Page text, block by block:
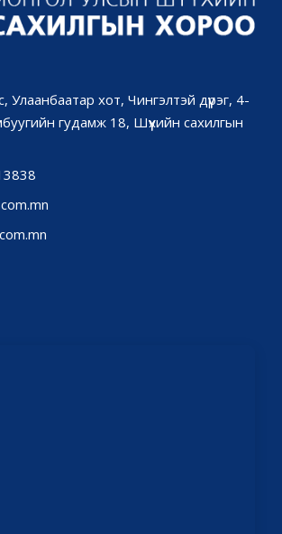
Улаанбаатар хот, Чингэлтэй дүүрэг, 4-
гудамж 18, Шүүхийн сахилгын